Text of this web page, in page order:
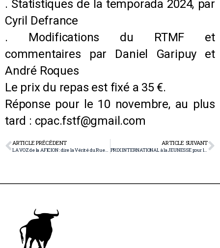
. Statistiques de la temporada 2024, par
Cyril Defrance
. Modifications du RTMF et
commentaires par Daniel Garipuy et
André Roques
Le prix du repas est fixé a 35 €.
Réponse pour le 10 novembre, au plus
tard : cpac.fstf@gmail.com
ARTICLE PRÉCÉDENT
LA VOZ de la AFICION : dire la Vérité du Ruedo !
ARTICLE SUIVANT
PRIX INTERNATIONAL à la JEUNESSE pour la Tauromachie « JOSE GOMEZ ORTEGA »